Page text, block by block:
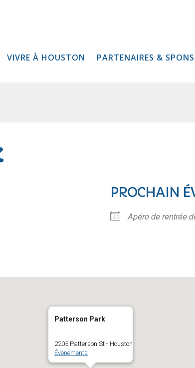
VIVRE À HOUSTON PARTENAIRES &
PROCHAIN
Apéro de rentrée
Patterson Park
2205 Patterson St - Houston
Évènements